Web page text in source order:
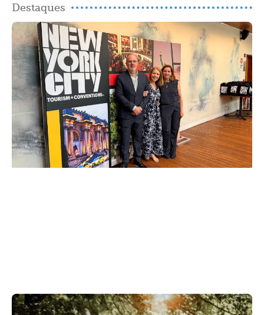
Destaques